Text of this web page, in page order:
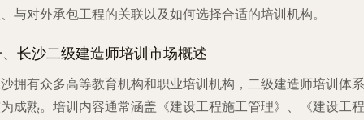
与对外承包工程的关联以及如何选择合适的培训机构。
长沙二级建造师培训市场概述
拥有众多高等教育机构和职业培训机构，二级建造师培训体系
成熟。培训内容通常涵盖《建设工程施工管理》、《建设工程